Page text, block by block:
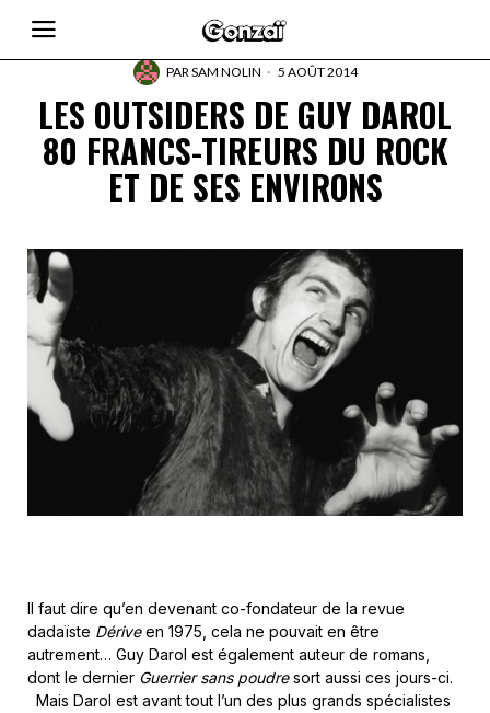
PARSAM NOLIN 5 AOÛT 2014
LES OUTSIDERS DE GUY DAROL
80 FRANCS-TIREURS DU ROCK
ET DE SES ENVIRONS
Il faut dire qu’en devenant co-fondateur de la revue
dadaïste Dériveen 1975, cela ne pouvait en être
autrement… Guy Darol est également auteur de romans,
dont le dernier Guerrier sans poudresort aussi ces jours-ci.
Mais Darol est avant tout l’un des plus grands spécialistes